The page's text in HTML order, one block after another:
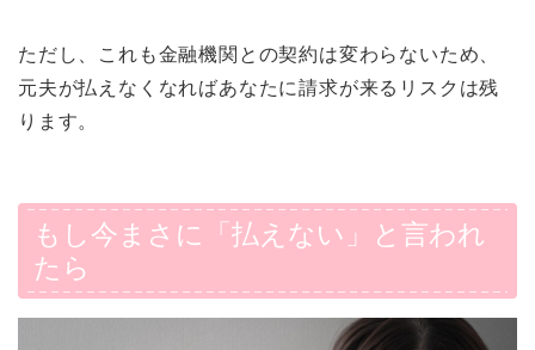
ただし、これも金融機関との契約は変わらないため、
元夫が払えなくなればあなたに請求が来るリスクは残
ります。
もし今まさに「払えない」と言われ
たら